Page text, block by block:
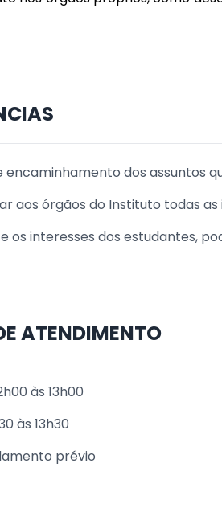
encaminhamento dos assuntos
aos órgãos do Instituto todas
os interesses dos estudantes,
ATENDIMENTO
às 13h00
às 13h30
prévio